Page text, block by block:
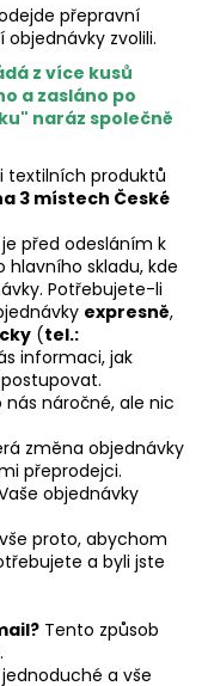
přepravní
zvolili.
z více kusů
a zasláno po
naráz společně
textilních produktů
3 místech České
před odesláním k
skladu, kde
Potřebujete-li
expresně,
(tel.:
informaci, jak
náročné, ale nic
změna objednávky
přeprodejci.
objednávky
proto, abychom
a byli jste
Tento způsob
a vše